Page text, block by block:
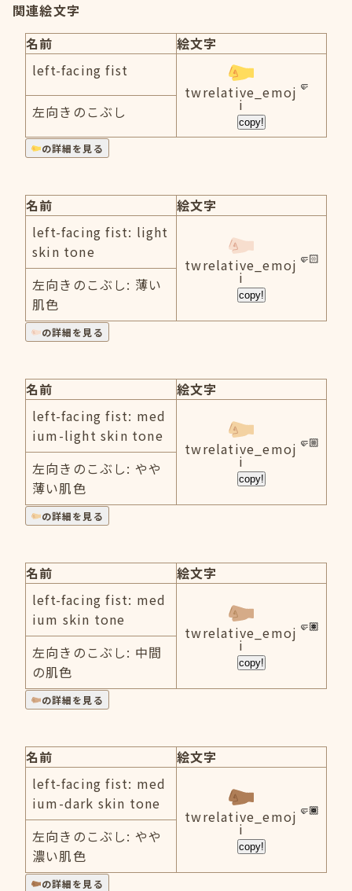
関連絵文字
名前
絵文字
left-facing fist
twrelative_emoj
i
copy!
左向きのこぶし
の詳細を見る
名前
絵文字
left-facing fist: light
skin tone
twrelative_emoj
i
copy!
左向きのこぶし: 薄い
肌色
の詳細を見る
名前
絵文字
left-facing fist: med
ium-light skin tone
twrelative_emoj
i
copy!
左向きのこぶし: やや
薄い肌色
の詳細を見る
名前
絵文字
left-facing fist: med
ium skin tone
twrelative_emoj
i
copy!
左向きのこぶし: 中間
の肌色
の詳細を見る
名前
絵文字
left-facing fist: med
ium-dark skin tone
twrelative_emoj
i
copy!
左向きのこぶし: やや
濃い肌色
の詳細を見る